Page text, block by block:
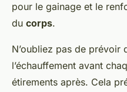
pour le gainage et le
du corps.
N’oubliez pas de prévoir
l’échauffement avant
étirements après. Cela